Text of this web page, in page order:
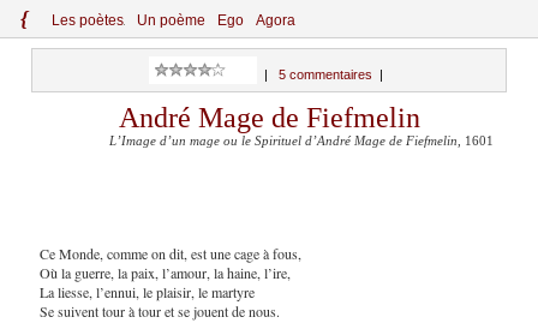
{ Les poètes Un poème Ego Agora
5 commentaires
André Mage de Fiefmelin
L’Image d’un mage ou le Spirituel d’André Mage de Fiefmelin , 1601
Ce Monde, comme on dit, est une cage à fous,
Où la guerre, la paix, l’amour, la haine, l’ire,
La liesse, l’ennui, le plaisir, le martyre
Se suivent tour à tour et se jouent de nous.